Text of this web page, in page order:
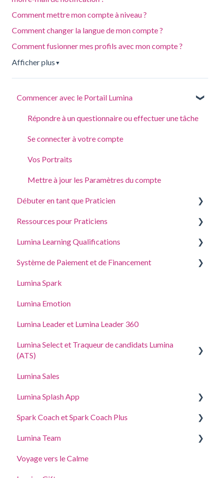
Comment mettre mon compte à niveau ?
Comment changer la langue de mon compte ?
Comment fusionner mes profils avec mon compte ?
Afficher plus ▼
Commencer avec le Portail Lumina
Répondre à un questionnaire ou effectuer une tâche
Se connecter à votre compte
Vos Portraits
Mettre à jour les Paramètres du compte
Débuter en tant que Praticien
Créer un projet, inviter des participants et accéder
Ressources pour Praticiens
Guides de Coaching et Atelier
Lumina Learning Qualifications
Portail d’apprentissage en ligne
Système de Paiement et de Financement
Acheter et ajouter des points
Adresse, taxes et coordonnées
Lumina Spark
Lumina Emotion
Lumina Leader et Lumina Leader 360
Lumina Select et Traqueur de candidats Lumina
(ATS)
Traqueur de candidats Lumina (ATS)
Explication de Lumina Select
Lumina Sales
Lumina Splash App
Pour les Participants
Pour les Praticiens
Spark Coach et Spark Coach Plus
Guides and Demos
Spark Coach
Lumina Team
Créer, afficher ou modifier une équipe
Voyage vers le Calme